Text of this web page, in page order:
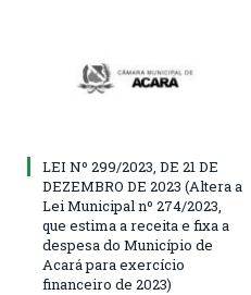
LEI Nº 299/2023, DE 21 DE
DEZEMBRO DE 2023 (Altera a
Lei Municipal nº 274/2023,
que estima a receita e fixa a
despesa do Município de
Acará para exercício
financeiro de 2023)